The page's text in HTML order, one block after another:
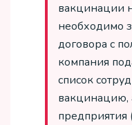
вакцинации
необходимо
договора с
компания
список
вакцинацию,
предприятия